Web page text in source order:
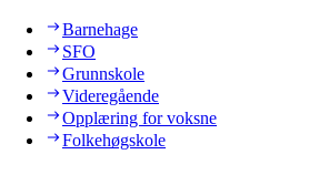
Barnehage
SFO
Grunnskole
Videregående
Opplæring for voksne
Folkehøgskole